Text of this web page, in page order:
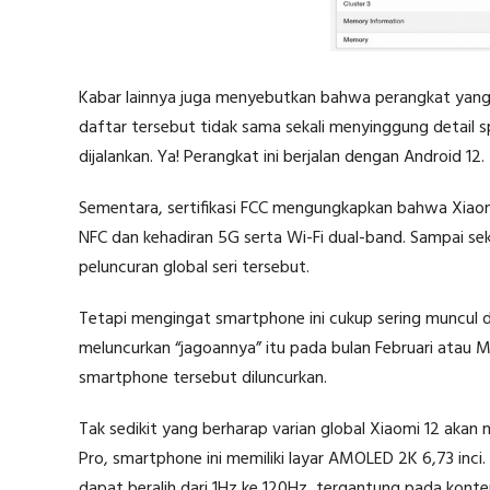
Kabar lainnya juga menyebutkan bahwa perangkat
daftar tersebut tidak sama sekali menyinggung detail
dijalankan. Ya! Perangkat ini berjalan dengan Android 12.
Sementara, sertifikasi FCC mengungkapkan bahwa
NFC dan kehadiran 5G serta Wi-Fi dual-band. Sampai
peluncuran global seri tersebut.
Tetapi mengingat smartphone ini cukup sering
meluncurkan “jagoannya” itu pada bulan Februari
smartphone tersebut diluncurkan.
Tak sedikit yang berharap varian global Xiaomi 12
Pro, smartphone ini memiliki layar AMOLED 2K 6,73